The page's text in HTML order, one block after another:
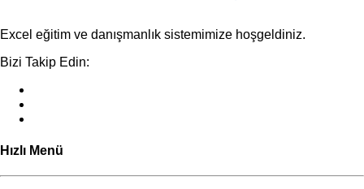
Excel eğitim ve danışmanlık sistemimize hoşgeldiniz.
Bizi Takip Edin:
Hızlı Menü